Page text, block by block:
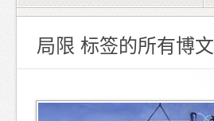
局限 标签的所有博文